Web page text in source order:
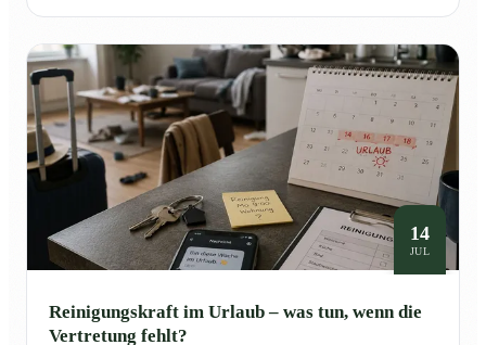
14
JUL
Reinigungskraft im Urlaub – was tun, wenn die
Vertretung fehlt?